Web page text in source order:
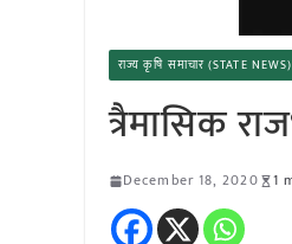
राज्य कृषि समाचार (STATE NEWS)
त्रैमासिक
December 18, 2020 1